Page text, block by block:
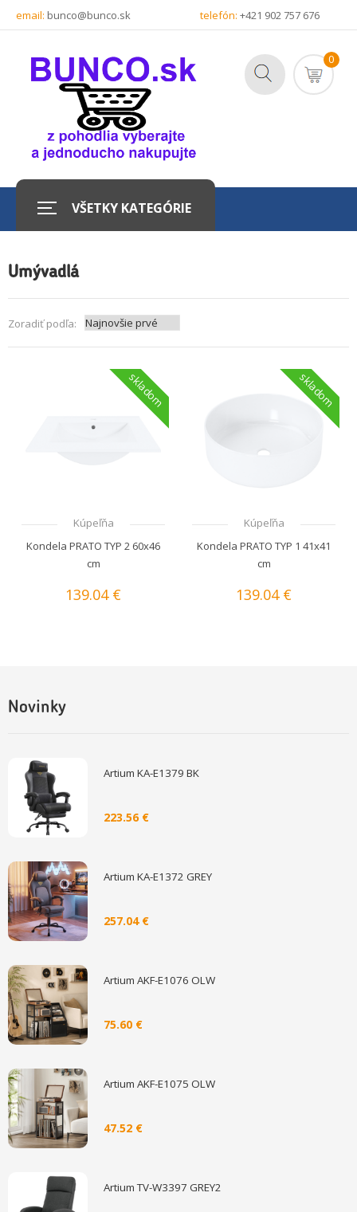
email: bunco@bunco.sk telefón: +421 902 757 676
0
VŠETKY KATEGÓRIE
Umývadlá
Zoradiť podľa:
Kúpeľňa
Kondela PRATO TYP 2 60x46
cm
139.04 €
skladom
Kúpeľňa
Kondela PRATO TYP 1 41x41
cm
139.04 €
skladom
Novinky
Artium KA-E1379 BK
223.56 €
Artium KA-E1372 GREY
257.04 €
Artium AKF-E1076 OLW
75.60 €
Artium AKF-E1075 OLW
47.52 €
Artium TV-W3397 GREY2